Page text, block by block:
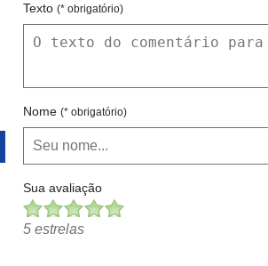
Texto (* obrigatório)
Nome (* obrigatório)
Sua avaliação
5 estrelas